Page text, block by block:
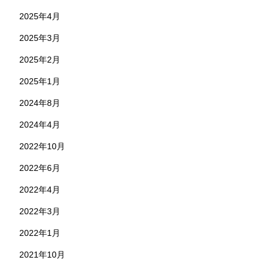
2025年4月
2025年3月
2025年2月
2025年1月
2024年8月
2024年4月
2022年10月
2022年6月
2022年4月
2022年3月
2022年1月
2021年10月